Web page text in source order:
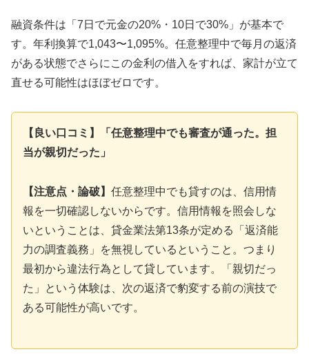
融資条件は「7日で元金の20%・10日で30%」が基本で
す。年利換算で1,043〜1,095%。任意整理中で毎月の返済
がある状態でさらにこの金利の借入をすれば、家計が立て
直せる可能性はほぼゼロです。
【良い口コミ】「任意整理中でも審査が通った。担
当が親切だった」
【注意点・論破】 任意整理中でも貸すのは、信用情
報を一切確認しないからです。信用情報を照会しな
いということは、貸金業法第13条が定める「返済能
力の調査義務」を無視しているということ。つまり
最初から違法行為として貸しています。「親切だっ
た」という体験は、次の返済で豹変する前の演技で
ある可能性が高いです。